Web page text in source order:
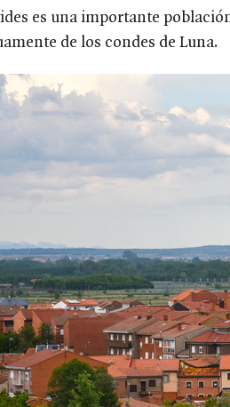
es una importante
de los condes de Luna.